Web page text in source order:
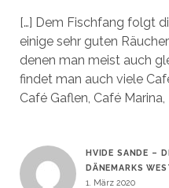
[…] Dem Fischfang folgt
einige sehr guten
denen man meist auch
findet man auch viele
Café Gaflen, Café Marina,
HVIDE SANDE –
DÄNEMARKS
1. März 2020